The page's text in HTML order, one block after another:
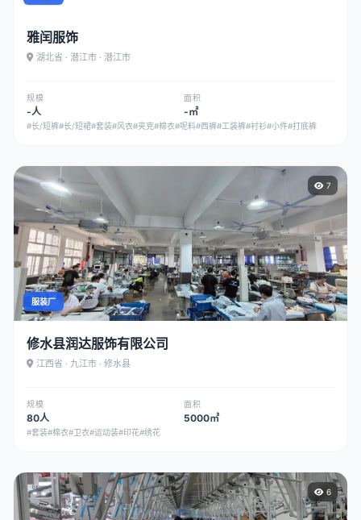
雅闰服饰
湖北省 · 潜江市 · 潜江市
规模
-人
面积
-㎡
#长/短裤#长/短裙#套装#风衣#夹克#棉衣#呢料#西裤#工装裤#衬衫#小件#打底裤
7
服装厂
修水县润达服饰有限公司
江西省 · 九江市 · 修水县
规模
80人
面积
5000㎡
#套装#棉衣#卫衣#运动装#印花#绣花
6